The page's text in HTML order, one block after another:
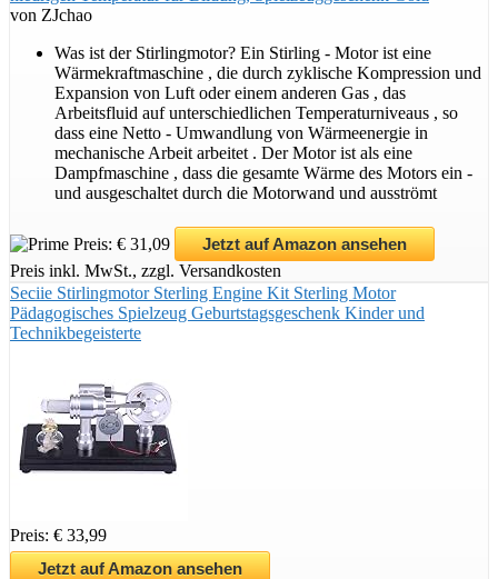
von ZJchao
Was ist der Stirlingmotor? Ein Stirling - Motor ist eine
Wärmekraftmaschine , die durch zyklische Kompression und
Expansion von Luft oder einem anderen Gas , das
Arbeitsfluid auf unterschiedlichen Temperaturniveaus , so
dass eine Netto - Umwandlung von Wärmeenergie in
mechanische Arbeit arbeitet . Der Motor ist als eine
Dampfmaschine , dass die gesamte Wärme des Motors ein -
und ausgeschaltet durch die Motorwand und ausströmt
Preis: € 31,09
Jetzt auf Amazon ansehen
Preis inkl. MwSt., zzgl. Versandkosten
Seciie Stirlingmotor Sterling Engine Kit Sterling Motor
Pädagogisches Spielzeug Geburtstagsgeschenk Kinder und
Technikbegeisterte
Preis: € 33,99
Jetzt auf Amazon ansehen